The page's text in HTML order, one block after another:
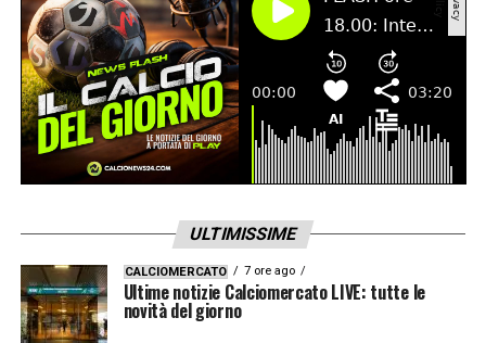
ULTIMISSIME
CALCIOMERCATO 7 ore ago
Ultime notizie Calciomercato LIVE: tutte le
novità del giorno